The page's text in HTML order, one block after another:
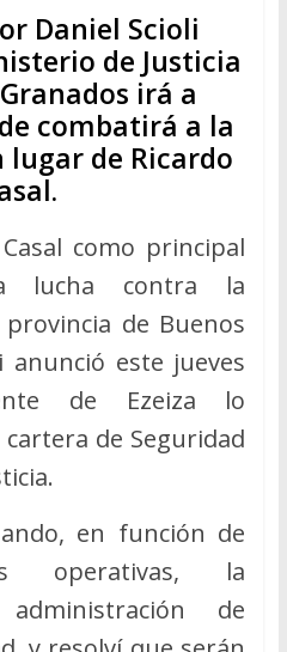
Daniel Scioli
de Justicia
irá a
combatirá a la
lugar de Ricardo
como principal
lucha contra la
de Buenos
anunció este jueves
de Ezeiza lo
de Seguridad
en función de
operativas, la
de